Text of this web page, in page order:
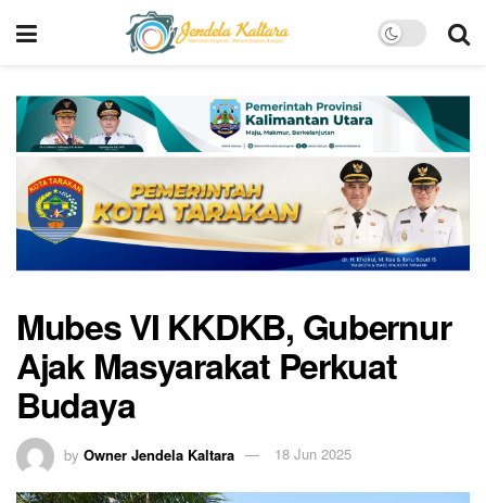
Mubes VI KKDKB, Gubernur
Ajak Masyarakat Perkuat
Budaya
by Owner Jendela Kaltara 18 Jun 2025